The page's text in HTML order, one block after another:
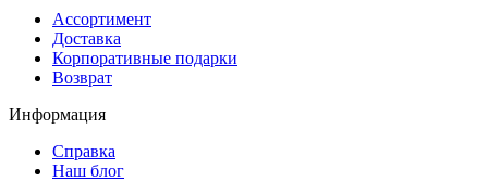
Ассортимент
Доставка
Корпоративные подарки
Возврат
Информация
Справка
Наш блог